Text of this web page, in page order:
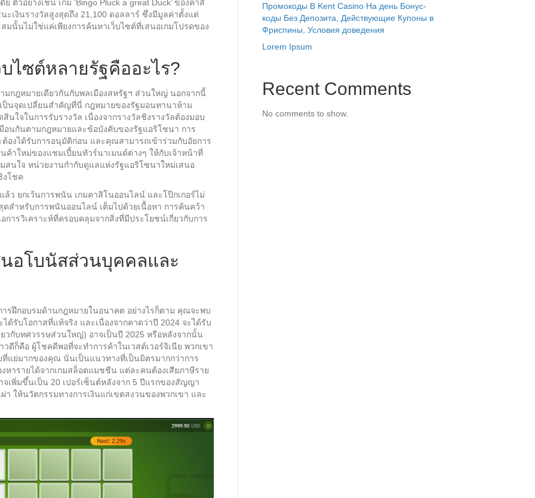
ตัวอย่างเช่น เกม ‘Bingo Pluck a great Duck’ ของคาสิ
ะเงินรางวัลสูงสุดถึง 21,100 ดอลลาร์ ซึ่งมีมูลค่าตั้งแต่
มนั้นไม่ใช่แค่เพียงการค้นหาเว็บไซต์ที่เสนอเกมโปรดของ
ไซต์หลายรัฐคืออะไร?
กฎหมายเดียวกันกับพลเมืองสหรัฐฯ ส่วนใหญ่ นอกจากนี้
เป็นจุดเปลี่ยนสำคัญที่นี่ กฎหมายของรัฐมอนทานาห้าม
ใจในการรับรางวัล เนื่องจากรางวัลชิงรางวัลต้องมอบ
อนกันตามกฎหมายและข้อบังคับของรัฐแอริโซนา การ
องได้รับการอนุมัติก่อน และคุณสามารถเข้าร่วมกับอัยการ
ค้าใหม่ของแชมเปี้ยนทัวร์นาเมนต์ต่างๆ ให้กับเจ้าหน้าที่
นใจ หน่วยงานกำกับดูแลแห่งรัฐแอริโซนาใหม่เสนอ
งโชค
ว ยกเว้นการพนัน เกมคาสิโนออนไลน์ และโป๊กเกอร์ไม่
สำหรับการพนันออนไลน์ เต็มไปด้วยเนื้อหา การค้นคว้า
การวิเคราะห์ที่ครอบคลุมจากสิ่งที่มีประโยชน์เกี่ยวกับการ
นอโบนัสส่วนบุคคลและ
รฝึกอบรมด้านกฎหมายในอนาคต อย่างไรก็ตาม คุณจะพบ
รับโอกาสที่แท้จริง และเนื่องจากคาดว่าปี 2024 จะได้รับ
วกับทศวรรษส่วนใหญ่) อาจเป็นปี 2025 หรือหลังจากนั้น
ดีก็คือ ผู้โชคดีพอที่จะทำการค้าในเวสต์เวอร์จิเนีย พวกเขา
ที่แย่มากของคุณ นั่นเป็นแนวทางที่เป็นมิตรมากกว่าการ
หารายได้จากเกมสล็อตแมชชีน แต่ละคนต้องเสียภาษีราย
จเพิ่มขึ้นเป็น 20 เปอร์เซ็นต์หลังจาก 5 ปีแรกของสัญญา
ให้นวัตกรรมทางการเงินแก่เขตสงวนของพวกเขา และ
Промокоды В Kent Casino На день Бонус-
коды Без Депозита, Действующие Купоны в
Фриспины, Условия доведения
Lorem Ipsum
Recent Comments
No comments to show.